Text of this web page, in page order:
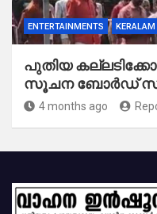
ENTERTAINMENTS KERALAM
പുതിയ
സൂചന ബോർഡ്
4 months ago